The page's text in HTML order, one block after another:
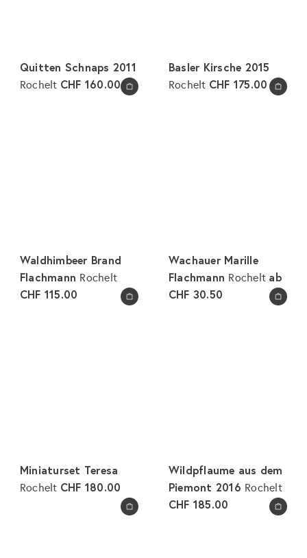
In den Warenkorb legen
Quitten Schnaps 2011
Rochelt CHF 160.00 In den Warenkorb legen
Basler Kirsche 2015
Rochelt CHF 175.00
In den Warenkorb legen
Waldhimbeer Brand
Flachmann Rochelt
CHF 115.00 In den Warenkorb legen
Wachauer Marille
Flachmann Rochelt ab
CHF 30.50
In den Warenkorb legen
Miniaturset Teresa
Rochelt CHF 180.00
In den Warenkorb legen
Wildpflaume aus dem
Piemont 2016 Rochelt
CHF 185.00